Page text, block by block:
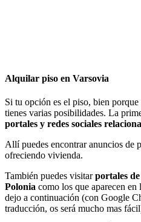
Alquilar piso en Varsovia
Si tu opción es el piso, bien porque
tienes varias posibilidades. La
portales y redes sociales
Allí puedes encontrar anuncios de
ofreciendo vivienda.
También puedes visitarportales
Polonia como los que aparecen en
dejo a continuación (con Google
traducción, os será mucho mas